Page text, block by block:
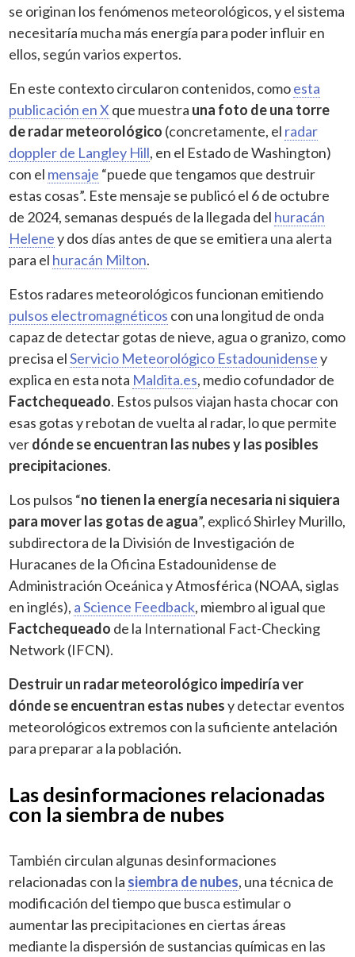
se originan los fenómenos meteorológicos, y el sistema
necesitaría mucha más energía para poder influir en
ellos, según varios expertos.
En este contexto circularon contenidos, comoesta
publicación en X que muestra una foto de una torre
de radar meteorológico (concretamente, el radar
doppler de Langley Hill, en el Estado de Washington)
con el mensaje “puede que tengamos que destruir
estas cosas”. Este mensaje se publicó el 6 de octubre
de 2024, semanas después de la llegada del huracán
Heleney dos días antes de que se emitiera una alerta
para el huracán Milton.
Estos radares meteorológicos funcionan emitiendo
pulsos electromagnéticos con una longitud de onda
capaz de detectar gotas de nieve, agua o granizo, como
precisa elServicio Meteorológico Estadounidensey
explica en esta nota Maldita.es, medio cofundador de
Factchequeado. Estos pulsos viajan hasta chocar con
esas gotas y rebotan de vuelta al radar, lo que permite
verdónde se encuentran las nubes y las posibles
precipitaciones.
Los pulsos “no tienen la energía necesaria ni siquiera
para mover las gotas de agua”, explicó Shirley Murillo,
subdirectora de la División de Investigación de
Huracanes de la Oficina Estadounidense de
Administración Oceánica y Atmosférica (NOAA, siglas
en inglés), a Science Feedback, miembro al igual que
Factchequeado de la International Fact-Checking
Network (IFCN).
Destruir un radar meteorológico impediría ver
dónde se encuentran estas nubesy detectar eventos
meteorológicos extremos con la suficiente antelación
para preparar a la población.
Las desinformaciones relacionadas
con la siembra de nubes
También circulan algunas desinformaciones
relacionadas con la siembra de nubes, una técnica de
modificación del tiempo que busca estimular o
aumentar las precipitaciones en ciertas áreas
mediante la dispersión de sustancias químicas en las